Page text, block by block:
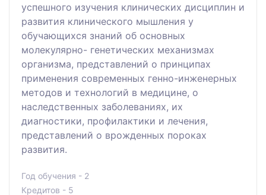
успешного изучения клинических дисциплин и
развития клинического мышления у
обучающихся знаний об основных
молекулярно- генетических механизмах
организма, представлений о принципах
применения современных генно-инженерных
методов и технологий в медицине, о
наследственных заболеваниях, их
диагностики, профилактики и лечения,
представлений о врожденных пороках
развития.
Год обучения - 2
Кредитов - 5